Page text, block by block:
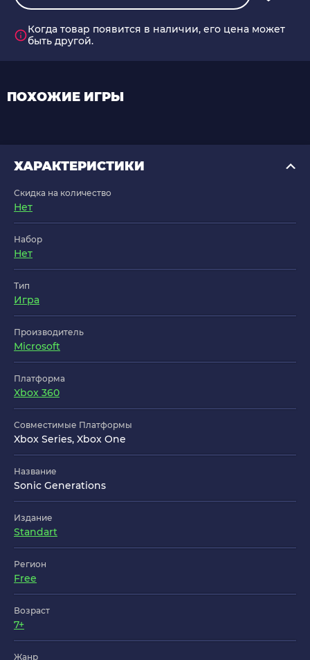
Когда товар появится в наличии, его цена может
быть другой.
ПОХОЖИЕ ИГРЫ
ХАРАКТЕРИСТИКИ
Скидка на количество
Нет
Набор
Нет
Тип
Игра
Производитель
Microsoft
Платформа
Xbox 360
Совместимые Платформы
Xbox Series, Xbox One
Название
Sonic Generations
Издание
Standart
Регион
Free
Возраст
7+
Жанр